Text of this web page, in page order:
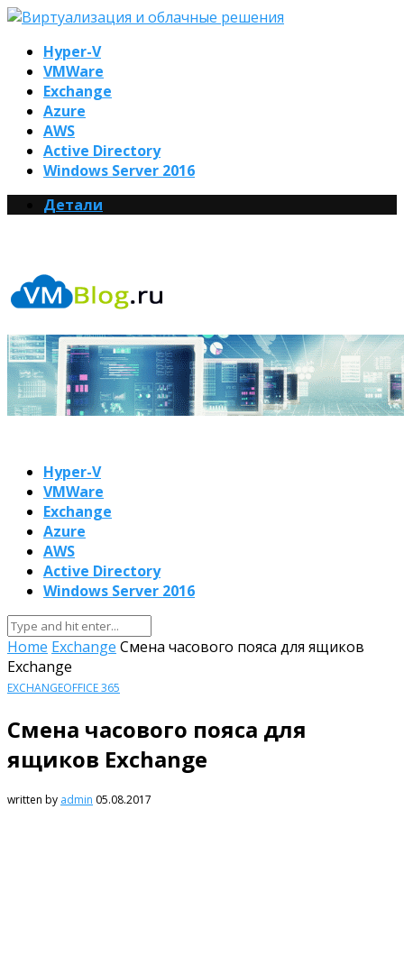
Hyper-V
VMWare
Exchange
Azure
AWS
Active Directory
Windows Server 2016
Детали
Hyper-V
VMWare
Exchange
Azure
AWS
Active Directory
Windows Server 2016
Home Exchange Смена часового пояса для ящиков
Exchange
EXCHANGEOFFICE 365
Смена часового пояса для
ящиков Exchange
written by admin 05.08.2017